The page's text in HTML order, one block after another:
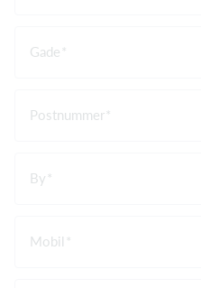
Gade
Postnummer
By
Mobil